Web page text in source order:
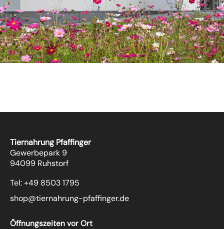
Tiernahrung Pfaffinger
Gewerbepark 9
94099 Ruhstorf
Tel: +49 8503 1795
shop@tiernahrung-pfaffinger.de
Öffnungszeiten vor Ort